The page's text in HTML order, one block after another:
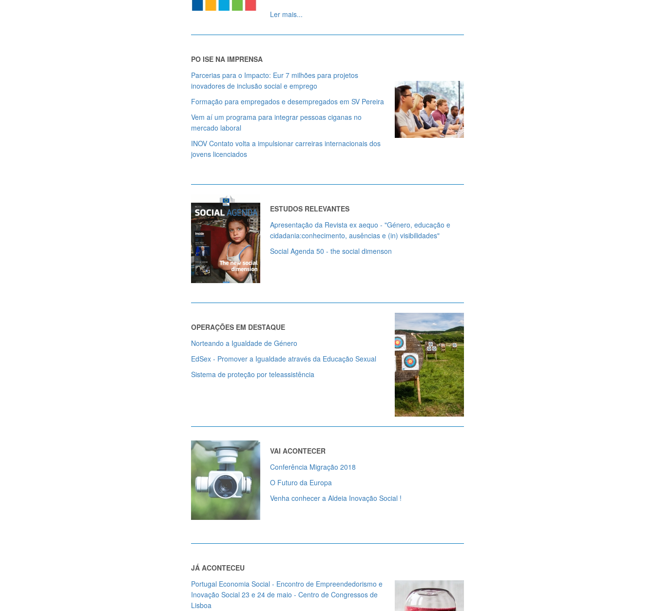
Ler mais...
PO ISE NA IMPRENSA
Parcerias para o Impacto: Eur 7 milhões para projetos
inovadores de inclusão social e emprego
Formação para empregados e desempregados em SV Pereira
Vem aí um programa para integrar pessoas ciganas no
mercado laboral
INOV Contato volta a impulsionar carreiras internacionais dos
jovens licenciados
ESTUDOS RELEVANTES
Apresentação da Revista ex aequo - "Género, educação e
cidadania:conhecimento, ausências e (in) visibilidades"
Social Agenda 50 - the social dimenson
OPERAÇÕES EM DESTAQUE
Norteando a Igualdade de Género
EdSex - Promover a Igualdade através da Educação Sexual
Sistema de proteção por teleassistência
VAI ACONTECER
Conferência Migração 2018
O Futuro da Europa
Venha conhecer a Aldeia Inovação Social !
JÁ ACONTECEU
Portugal Economia Social - Encontro de Empreendedorismo e
Inovação Social 23 e 24 de maio - Centro de Congressos de
Lisboa